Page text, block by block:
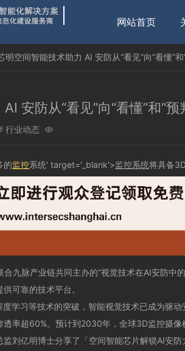
网站首页
明空间智能技术助力 AI 安防从“看见”向“看懂”和
安防从“看见”向“看懂”和“预
行业动态 
的监控系统' target='_blank'>监控系统将具备
脉产业链共同主办的“视觉技术在AI安防中
可靠的技术平台。
习等技术的突破，智能视觉技术已成为驱动
率超60%。预计到2030年，全球3D监控摄
亿明博士分享了「空间智能芯片解锁AI安防